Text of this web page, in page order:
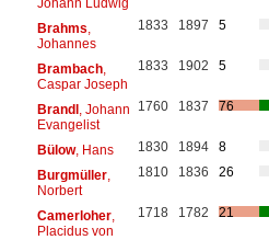
Brahms
Johannes
1833 1897 5
Brambach,
Caspar Joseph
1833 1902 5
Brandl, Johann
Evangelist
1760 1837 76
Bülow, Hans 1830 1894
8
Burgmüller,
Norbert
1810 1836 26
Camerloher,
Placidus von
1718 1782 21